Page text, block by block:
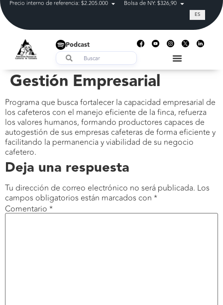
Precio interno de referencia: $2.205.000 Bolsa de NY: $326,90 Tasa de
ES
Podcast
Gestión Empresarial
Programa que busca fortalecer la capacidad empresarial de
los cafeteros con el manejo eficiente de la finca, refuerza
los valores humanos, formando productores capaces de
autogestión de sus empresas cafeteras de forma eficiente y
facilitando la permanencia y viabilidad de su negocio
cafetero.
Deja una respuesta
Tu dirección de correo electrónico no será publicada. Los
campos obligatorios están marcados con *
Comentario *